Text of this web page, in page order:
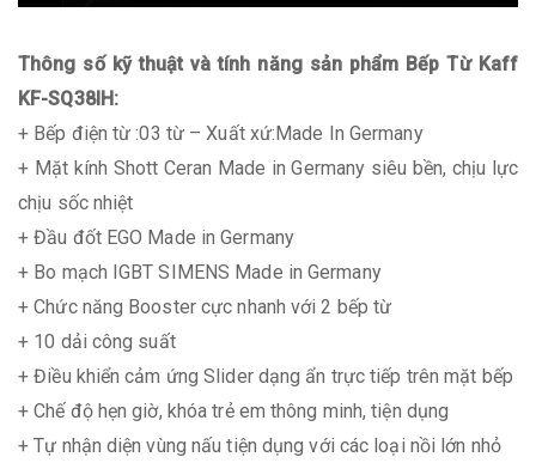
Thông số kỹ thuật và tính năng sản phẩm Bếp Từ Kaff
KF-SQ38IH:
+ Bếp điện từ :03 từ – Xuất xứ:Made In Germany
+ Mặt kính Shott Ceran Made in Germany siêu bền, chịu lực
chịu sốc nhiệt
+ Đầu đốt EGO Made in Germany
+ Bo mạch IGBT SIMENS Made in Germany
+ Chức năng Booster cực nhanh với 2 bếp từ
+ 10 dải công suất
+ Điều khiển cảm ứng Slider dạng ẩn trực tiếp trên mặt bếp
+ Chế độ hẹn giờ, khóa trẻ em thông minh, tiện dụng
+ Tự nhận diện vùng nấu tiện dụng với các loại nồi lớn nhỏ